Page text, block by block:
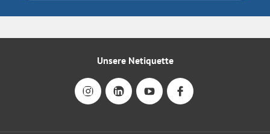
Unsere Netiquette